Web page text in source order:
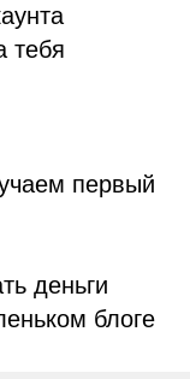
тебя
первый
деньги
блоге